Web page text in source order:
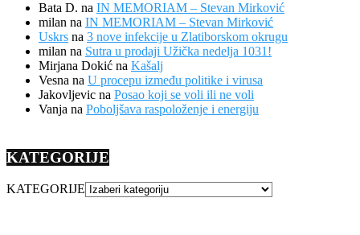
Bata D. na IN MEMORIAM – Stevan Mirković
milan na IN MEMORIAM – Stevan Mirković
Uskrs na 3 nove infekcije u Zlatiborskom okrugu
milan na Sutra u prodaji Užička nedelja 1031!
Mirjana Dokić na Kašalj
Vesna na U procepu između politike i virusa
Jakovljevic na Posao koji se voli ili ne voli
Vanja na Poboljšava raspoloženje i energiju
KATEGORIJE
KATEGORIJE